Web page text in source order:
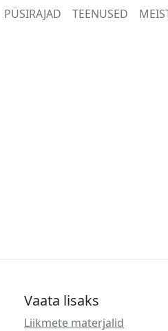
PÜSIRAJAD TEENUSED
Vaata lisaks
Liikmete materjalid